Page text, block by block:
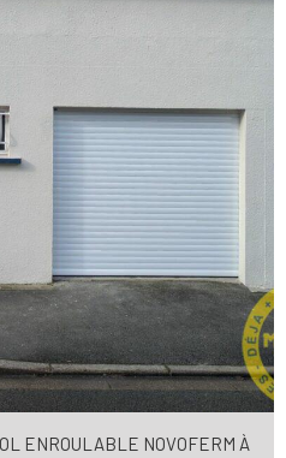
ENROULABLE NOVOFERM À